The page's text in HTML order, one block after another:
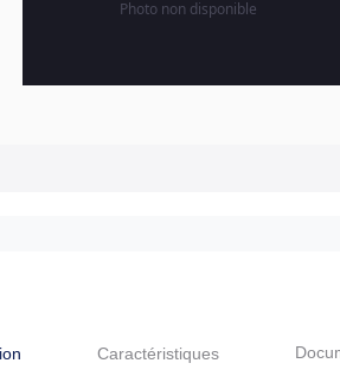
Caractéristiques